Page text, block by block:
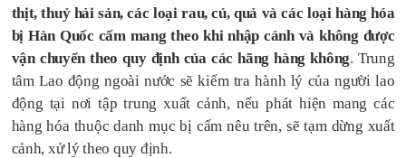
thịt, thuỷ hải sản, các loại rau, củ, quả và các loại hàng hóa
bị Hàn Quốc cấm mang theo khi nhập cảnh và không được
vận chuyển theo quy định của các hãng hàng không. Trung
tâm Lao động ngoài nước sẽ kiểm tra hành lý của người lao
động tại nơi tập trung xuất cảnh, nếu phát hiện mang các
hàng hóa thuộc danh mục bị cấm nêu trên, sẽ tạm dừng xuất
cảnh, xử lý theo quy định.